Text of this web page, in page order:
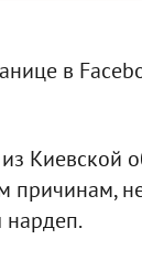
в
Киевской
нардеп.